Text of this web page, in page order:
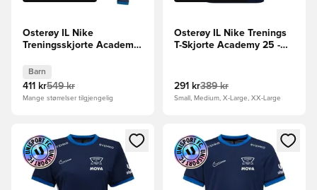
Osterøy IL Nike
Treningsskjorte Academy
Barn
411 kr549 kr
Mange størrelser tilgjengelig
Osterøy IL Nike Trenings
T-Skjorte Academy 25 -
291 kr389 kr
Small, Medium, X-Large, XX-Large
Åpner en Modal for å logge inn eller registrere deg som
Åpner en Modal for å logge